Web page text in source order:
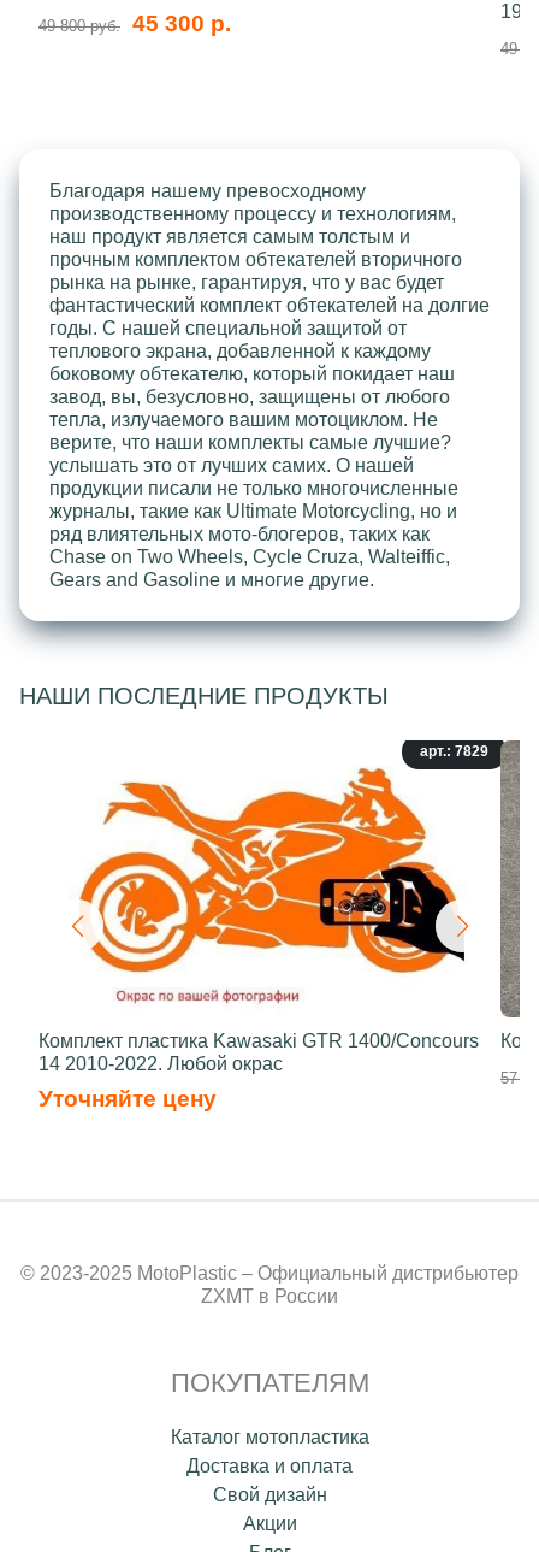
49 800 руб. 45 300 р.
49
Благодаря нашему превосходному
производственному процессу и технологиям,
наш продукт является самым толстым и
прочным комплектом обтекателей вторичного
рынка на рынке, гарантируя, что у вас будет
фантастический комплект обтекателей на долгие
годы. С нашей специальной защитой от
теплового экрана, добавленной к каждому
боковому обтекателю, который покидает наш
завод, вы, безусловно, защищены от любого
тепла, излучаемого вашим мотоциклом. Не
верите, что наши комплекты самые лучшие?
услышать это от лучших самих. О нашей
продукции писали не только многочисленные
журналы, такие как Ultimate Motorcycling, но и
ряд влиятельных мото-блогеров, таких как
Chase on Two Wheels, Cycle Cruza, Walteiffic,
Gears and Gasoline и многие другие.
НАШИ ПОСЛЕДНИЕ ПРОДУКТЫ
арт.: 7829
Комплект пластика Kawasaki GTR 1400/Concours
14 2010-2022. Любой окрас
Уточняйте цену
57
© 2023-2025 MotoPlastic – Официальный дистрибьютер
ZXMT в России
ПОКУПАТЕЛЯМ
Каталог мотопластика
Доставка и оплата
Свой дизайн
Акции